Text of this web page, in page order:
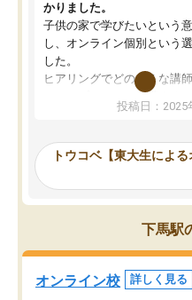
かりました。
子供の家で学びたいという
し、オンライン個別という
した。
ヒアリングでどのような講
か、オプションは付帯する
事が出来ました。
ーティングを行い、その講
見てから講師を決定する事が
す。
うちの子は、初回面談の講
オンラインツールを使用した
共有があり宿題もそちらで出
投稿日：2025
トウコベ【東大生によ
下馬駅
オンライン校 詳しく見る